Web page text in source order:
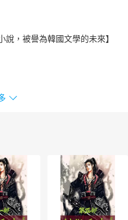
說，被譽為韓國文學的未來】